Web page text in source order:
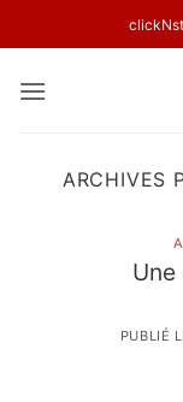
au
ARCHIVES
PUBLIÉ